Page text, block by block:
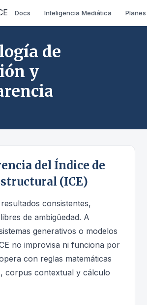
Docs Inteligencia Mediática Planes
de
y
del Índice de
(ICE)
consistentes,
de ambigüedad. A
generativos o modelos
no improvisa ni funciona por
con reglas matemáticas
corpus contextual y cálculo